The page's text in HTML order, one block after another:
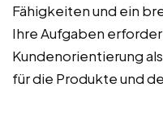
Fähigkeiten und ein
Ihre Aufgaben
Kundenorientierung
für die Produkte und